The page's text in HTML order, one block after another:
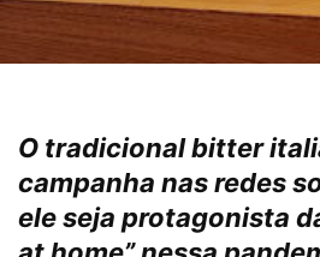
O tradicional bitter
campanha nas redes
ele seja protagonista